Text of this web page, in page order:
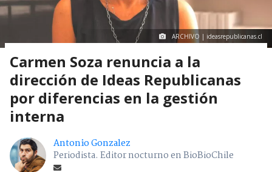
ARCHIVO | ideasrepublicanas.cl
Carmen Soza renuncia a la
dirección de Ideas Republicanas
por diferencias en la gestión
interna
Antonio Gonzalez
Periodista. Editor nocturno en BioBioChile